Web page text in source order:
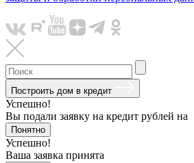
Построить дом в кредит
Успешно!
Вы подали заявку на кредит рублей на
Понятно
Успешно!
Ваша заявка принята